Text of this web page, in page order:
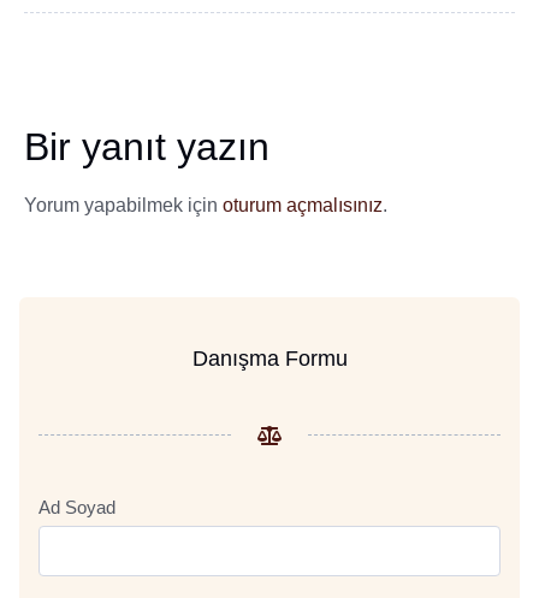
Bir yanıt yazın
Yorum yapabilmek için oturum açmalısınız.
Danışma Formu
Ad Soyad